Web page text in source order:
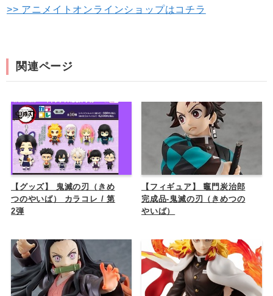
>> アニメイトオンラインショップはコチラ
関連ページ
【グッズ】 鬼滅の刃（きめ
つのやいば） カラコレ / 第
2弾
【フィギュア】 竈門炭治郎
完成品-鬼滅の刃（きめつの
やいば）